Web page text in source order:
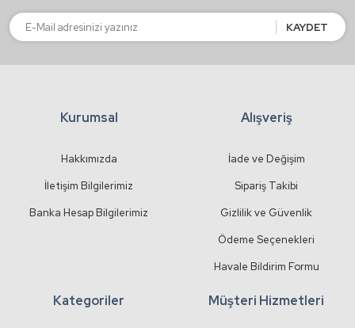
Bu ürüne benzer farklı alternatifler olmalı. KAYDET
Kurumsal
Hakkımızda
İletişim Bilgilerimiz
Banka Hesap Bilgilerimiz
Alışveriş
İade ve Değişim
Sipariş Takibi
Gizlilik ve Güvenlik
Ödeme Seçenekleri
Havale Bildirim Formu
Kategoriler Müşteri Hizmetleri